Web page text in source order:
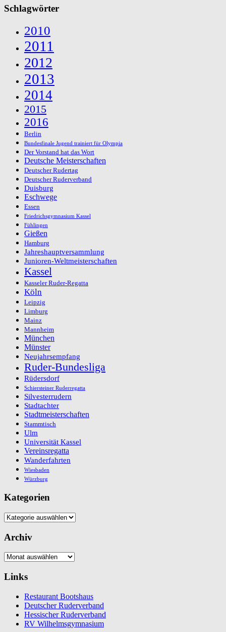
Schlagwörter
2010
2011
2012
2013
2014
2015
2016
Berlin
Bundesfinale Jugend trainiert für Olympia
Der Vorstand hat das Wort
Deutsche Meisterschaften
Deutscher Rudertag
Deutscher Ruderverband
Duisburg
Eschwege
Essen
Friedrichsgymnasium Kassel
Fühlingen
Gießen
Hamburg
Jahreshauptversammlung
Junioren-Weltmeisterschaften
Kassel
Kasseler Ruder-Regatta
Köln
Leipzig
Limburg
Mainz
Mannheim
München
Münster
Neujahrsempfang
Ruder-Bundesliga
Rüdersdorf
Schiersteiner Ruderregatta
Silvesterrudern
Stadtachter
Stadtmeisterschaften
Stammtisch
Ulm
Universität Kassel
Vereinsregatta
Wanderfahrten
Wiesbaden
Würzburg
Kategorien
Kategorien
Archiv
Archiv
Links
Restaurant Bootshaus
Deutscher Ruderverband
Hessischer Ruderverband
RV Wilhelmsgymnasium